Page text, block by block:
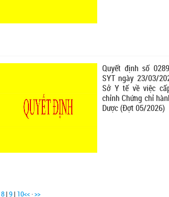
Quyết định số
SYT ngày 23/03/
Sở Y tế về việc
chỉnh Chứng chỉ
Dược (Đợt 05/2026)
8 | 9 | 10<< ·>>